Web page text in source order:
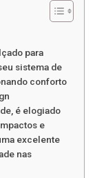
para
sistema de
conforto
é elogiado
e
excelente
nas